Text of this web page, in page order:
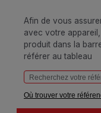
Afin de vous
avec votre
produit dans la
référer au tableau
Où trouver votre